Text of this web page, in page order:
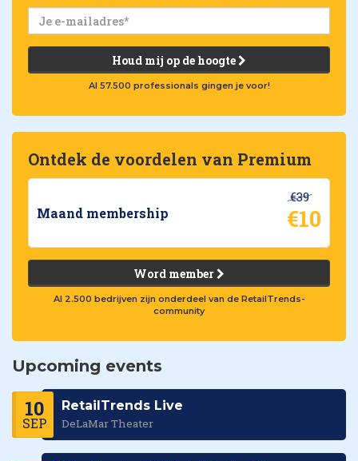
Houd mij op de hoogte
Al 57.500 professionals gingen je voor!
Ontdek de voordelen van Premium
Maand membership
€39
€10
Word member
Al 2.500 bedrijven zijn onderdeel van de RetailTrends-
community
Upcoming events
10
SEP
RetailTrends Live
DeLaMar Theater